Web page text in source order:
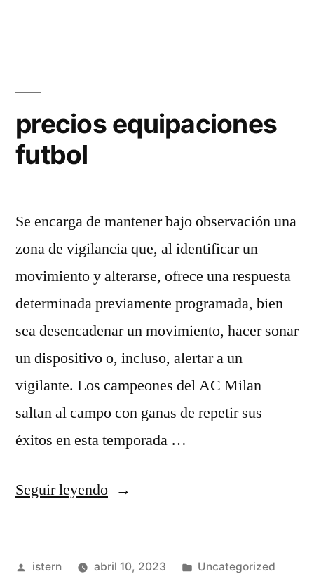
precios equipaciones
futbol
Se encarga de mantener bajo observación una
zona de vigilancia que, al identificar un
movimiento y alterarse, ofrece una respuesta
determinada previamente programada, bien
sea desencadenar un movimiento, hacer sonar
un dispositivo o, incluso, alertar a un
vigilante. Los campeones del AC Milan
saltan al campo con ganas de repetir sus
éxitos en esta temporada …
Seguir leyendo«precios
Publicado
istern abril 10, 2023
Publicado
Uncategorized